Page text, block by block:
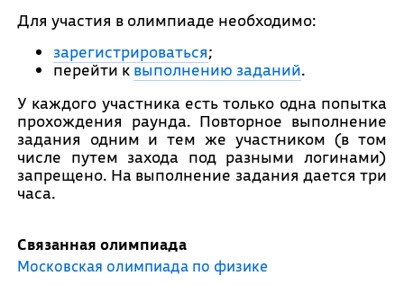
Для участия в олимпиаде необходимо:
зарегистрироваться;
перейти квыполнению заданий.
У каждого участника есть только одна попытка
прохождения раунда. Повторное выполнение
задания одним и тем же участником (в том
числе путем захода под разными логинами)
запрещено. На выполнение задания дается три
часа.
Связанная олимпиада
Московская олимпиада по физике